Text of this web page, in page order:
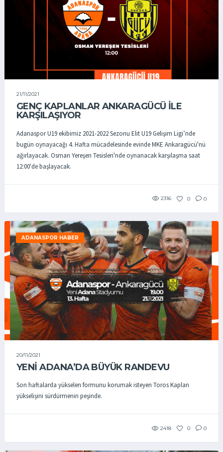
21/11/2021
GENÇ KAPLANLAR ANKARAGÜCÜ İLE
KARŞILAŞIYOR
Adanaspor U19 ekibimiz 2021-2022 Sezonu Elit U19 Gelişim Ligi’nde
bugün oynayacağı 4. Hafta mücadelesinde evinde MKE Ankaragücü'nü
ağırlayacak. Osman Yereşen Tesisleri'nde oynanacak karşılaşma saat
12:00'de başlayacak.
2316 0 0
ADANASPOR HABER
20/11/2021
YENİ ADANA’DA BÜYÜK RANDEVU
Son haftalarda yükselen formunu korumak isteyen Toros Kaplan
yükselişini sürdürmenin peşinde.
2418 0 0